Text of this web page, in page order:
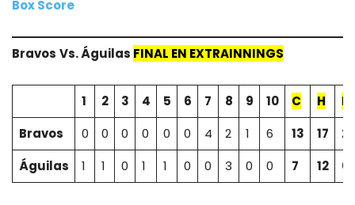
Box Score
Bravos Vs.Águilas FINAL EN EXTRAINNINGS
1 2 3 4 5 6 7 8 9 10 C H
E
Bravos
0 0 0 0 0 0 4 2 1 6 13 17
2
Águilas
1 1 0 1 1 0 0 3 0 0 7 12 0